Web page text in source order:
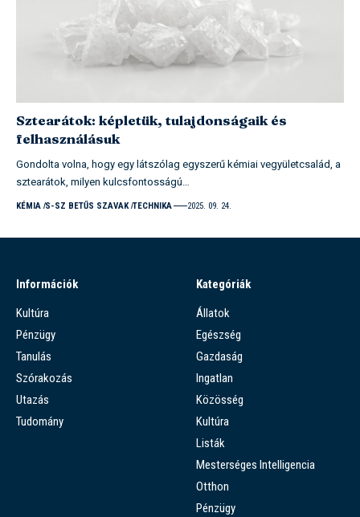
Sztearátok: képletük, tulajdonságaik és
felhasználásuk
Gondolta volna, hogy egy látszólag egyszerű kémiai vegyületcsalád, a
sztearátok, milyen kulcsfontosságú…
KÉMIA S-SZ BETŰS SZAVAK TECHNIKA 2025. 09. 24.
Információk
Kultúra
Pénzügy
Tanulás
Szórakozás
Utazás
Tudomány
Kategóriák
Állatok
Egészség
Gazdaság
Ingatlan
Közösség
Kultúra
Listák
Mesterséges Intelligencia
Otthon
Pénzügy